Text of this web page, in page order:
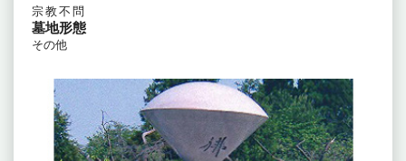
宗教不問
墓地形態
その他